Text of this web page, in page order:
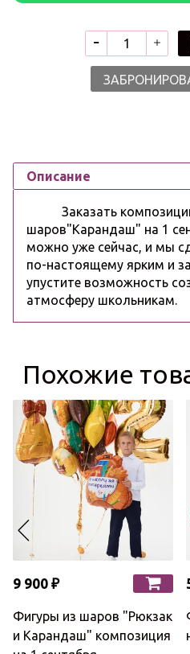
Описание
Заказать
шаров"Карандаш" на 1
можно уже сейчас, и мы
по-настоящему ярким и
упустите возможность
атмосферу школьникам.
Похожие
9 900 ₽
Фигуры из шаров "Рюкзак
и Карандаш" композиция